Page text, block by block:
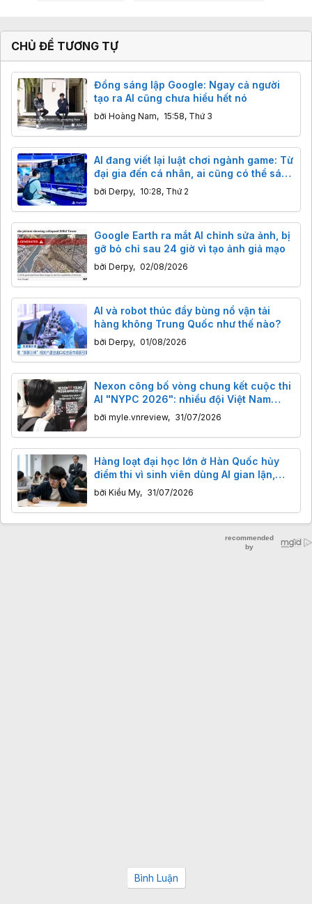
CHỦ ĐỀ TƯƠNG TỰ
Đồng sáng lập Google: Ngay cả người
tạo ra AI cũng chưa hiểu hết nó
bởi Hoàng Nam, 15:58, Thứ 3
AI đang viết lại luật chơi ngành game: Từ
đại gia đến cá nhân, ai cũng có thể sáng
tạo
bởi Derpy, 10:28, Thứ 2
Google Earth ra mắt AI chỉnh sửa ảnh, bị
gỡ bỏ chỉ sau 24 giờ vì tạo ảnh giả mạo
bởi Derpy, 02/08/2026
AI và robot thúc đẩy bùng nổ vận tải
hàng không Trung Quốc như thế nào?
bởi Derpy, 01/08/2026
Nexon công bố vòng chung kết cuộc thi
AI "NYPC 2026": nhiều đội Việt Nam
giành vé đến Seoul
bởi myle.vnreview, 31/07/2026
Hàng loạt đại học lớn ở Hàn Quốc hủy
điểm thi vì sinh viên dùng AI gian lận,
phải quay lại thi viết tay
bởi Kiều My, 31/07/2026
Bình Luận